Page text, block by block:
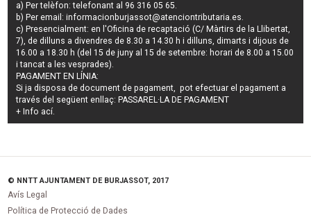
a) Per telèfon: telefonant al 96 316 05 65.
b) Per email:informacionburjassot@atenciontributaria.es.
c) Presencialment: en l'Oficina de recaptació (C/ Màrtirs de la Llibertat,
7), de dilluns a divendres de 8.30 a 14.30 h i dilluns, dimarts i dijous de
16.00 a 18.30 h (del 15 de juny al 15 de setembre: horari de 8.00 a 15.00
i tancat a les vesprades).
PAGAMENT EN LÍNIA:
Si ja disposa de document de pagament, pot efectuar el pagament a
través del següent enllaç: PASSAREL·LA DE PAGAMENT
+ Info ací.
© NNTT AJUNTAMENT DE BURJASSOT, 2017
Avís Legal
Política de Protecció de Dades